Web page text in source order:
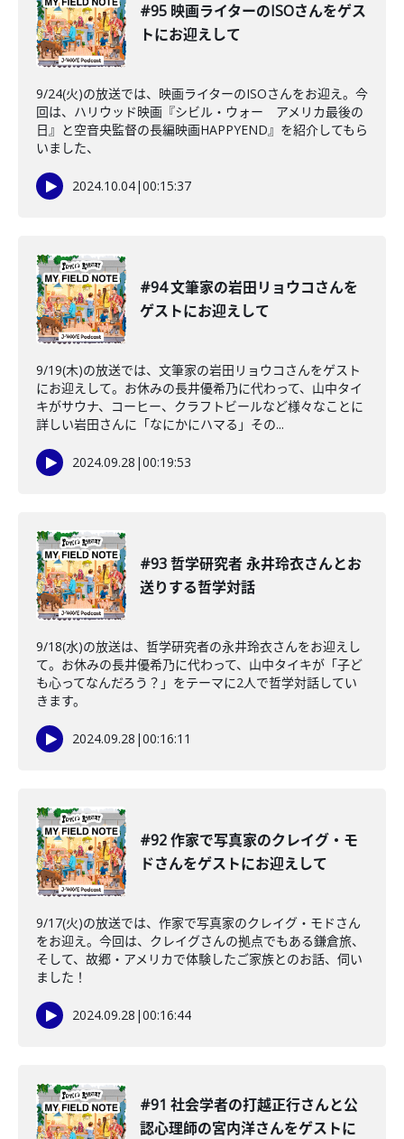
#95 映画ライターのISOさんをゲス
トにお迎えして
9/24(火)の放送では、映画ライターのISOさんをお迎え。今
回は、ハリウッド映画『シビル・ウォー アメリカ最後の
日』と空音央監督の長編映画HAPPYEND』を紹介してもら
いました、
2024.10.04|00:15:37
#94 文筆家の岩田リョウコさんを
ゲストにお迎えして
9/19(木)の放送では、文筆家の岩田リョウコさんをゲスト
にお迎えして。お休みの長井優希乃に代わって、山中タイ
キがサウナ、コーヒー、クラフトビールなど様々なことに
詳しい岩田さんに「なにかにハマる」その...
2024.09.28 |00:19:53
#93 哲学研究者 永井玲衣さんとお
送りする哲学対話
9/18(水)の放送は、哲学研究者の永井玲衣さんをお迎えし
て。お休みの長井優希乃に代わって、山中タイキが「子ど
も心ってなんだろう？」をテーマに2人で哲学対話してい
きます。
2024.09.28 |00:16:11
#92 作家で写真家のクレイグ・モ
ドさんをゲストにお迎えして
9/17(火)の放送では、作家で写真家のクレイグ・モドさん
をお迎え。今回は、クレイグさんの拠点でもある鎌倉旅、
そして、故郷・アメリカで体験したご家族とのお話、伺い
ました！
2024.09.28 |00:16:44
#91 社会学者の打越正行さんと公
認心理師の宮内洋さんをゲストに